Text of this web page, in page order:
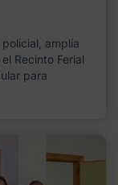
amplía
Recinto Ferial
para